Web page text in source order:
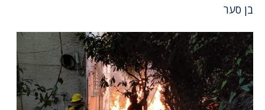
בן סער